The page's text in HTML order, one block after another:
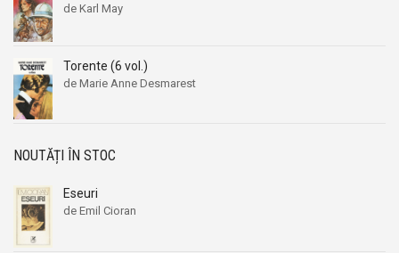
de Karl May
Torente (6 vol.)
de Marie Anne Desmarest
NOUTĂȚI ÎN STOC
Eseuri
de Emil Cioran